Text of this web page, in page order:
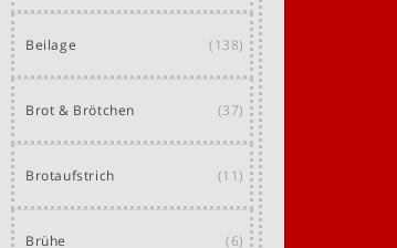
Beilage (138)
Brot & Brötchen (37)
Brotaufstrich (11)
Brühe (6)